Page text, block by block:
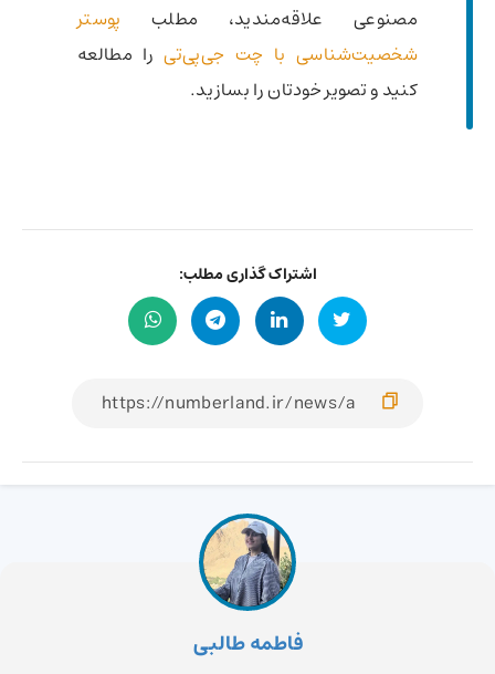
مصنوعی علاقه‌مندید، مطلب پوستر
شخصیت‌شناسی با چت جی‌پی‌تیرا مطالعه
کنید و تصویر خودتان را بسازید.
اشتراک گذاری مطلب:
فاطمه طالبی